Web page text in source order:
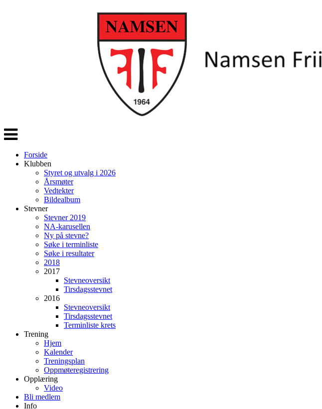
Veksle
navigasjon
Forside
Klubben
Styret og utvalg i 2026
Årsmøter
Vedtekter
Bildealbum
Stevner
Stevner 2019
NA-karusellen
Ny på stevne?
Søke i terminliste
Søke i resultater
2018
2017
Stevneoversikt
Tirsdagsstevnet
2016
Stevneoversikt
Tirsdagsstevnet
Terminliste krets
Trening
Hjem
Kalender
Treningsplan
Oppmøteregistrering
Opplæring
Video
Bli medlem
Info